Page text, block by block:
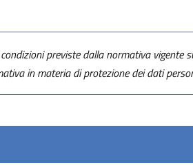
previste dalla normativa vigente
in materia di protezione dei dati